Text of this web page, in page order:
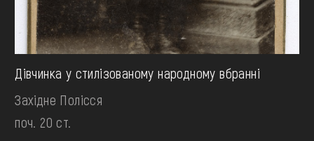
Дівчинка у стилізованому народному вбранні
Західне Полісся
поч. 20 ст.